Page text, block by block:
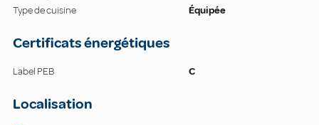
Type de cuisine
Équipée
Certificats énergétiques
Label PEB C
Localisation